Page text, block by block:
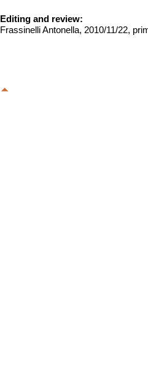
Editing and review:
Frassinelli Antonella, 2010/11/22,